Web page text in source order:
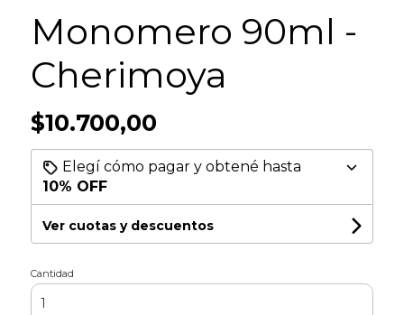
Monomero 90ml -
Cherimoya
$10.700,00
Elegí cómo pagar y obtené hasta
10% OFF
Ver cuotas y descuentos
Cantidad